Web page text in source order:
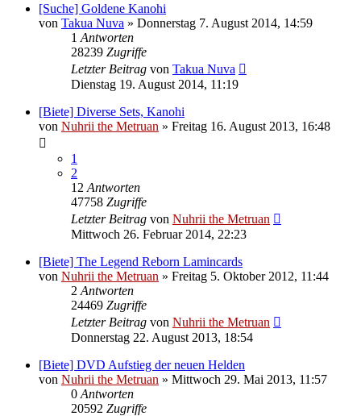
[Suche] Goldene Kanohi
von Takua Nuva » Donnerstag 7. August 2014, 14:59
1 Antworten
28239 Zugriffe
Letzter Beitrag von Takua Nuva
Dienstag 19. August 2014, 11:19
[Biete] Diverse Sets, Kanohi
von Nuhrii the Metruan » Freitag 16. August 2013, 16:48
1
2
12 Antworten
47758 Zugriffe
Letzter Beitrag von Nuhrii the Metruan
Mittwoch 26. Februar 2014, 22:23
[Biete] The Legend Reborn Lamincards
von Nuhrii the Metruan » Freitag 5. Oktober 2012, 11:44
2 Antworten
24469 Zugriffe
Letzter Beitrag von Nuhrii the Metruan
Donnerstag 22. August 2013, 18:54
[Biete] DVD Aufstieg der neuen Helden
von Nuhrii the Metruan » Mittwoch 29. Mai 2013, 11:57
0 Antworten
20592 Zugriffe